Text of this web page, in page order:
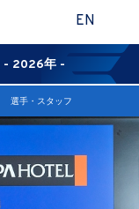
EN
- 2026年 -
選手・スタッフ